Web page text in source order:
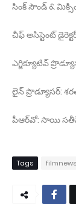
సింక్ సౌండ్ &
చీఫ్ అసిస్టెంట్
ఎగ్జిక్యూటివ్
లైన్ ప్రొడ్యూసర్:
పీఆర్‌వో: సాయి
Tags filmnews